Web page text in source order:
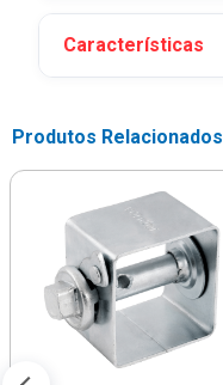
Características
Produtos Relacionados